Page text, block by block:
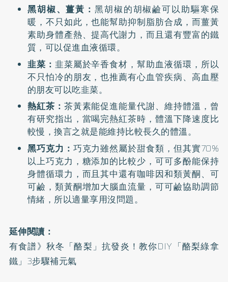
黑胡椒、薑黃：黑胡椒的胡椒鹼可以助驅寒保
暖，不只如此，也能幫助抑制脂肪合成，而薑黃
素助身體產熱、提高代謝力，而且還有豐富的鐵
質，可以促進血液循環。
韭菜： 韭菜屬於辛香食材，幫助血液循環，所以
不只怕冷的朋友，也推薦有心血管疾病、高血壓
的朋友可以吃韭菜。
熱紅茶： 茶黃素能促進能量代謝、維持體溫，曾
有研究指出，當喝完熱紅茶時，體溫下降速度比
較慢，換言之就是能維持比較長久的體溫。
黑巧克力： 巧克力雖然屬於甜食類，但其實70%
以上巧克力，糖添加的比較少，可可多酚能保持
身體循環力，而且其中還有咖啡因和類黃酮、可
可鹼，類黃酮增加大腦血流量，可可鹼協助調節
情緒，所以適量享用沒問題。
延伸閱讀：
有食譜》秋冬「酪梨」抗發炎！教你DIY「酪梨綠拿
鐵」3步驟補元氣